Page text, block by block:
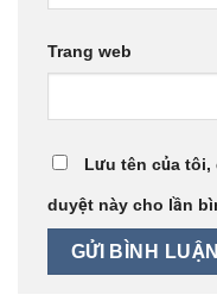
Trang web
Lưu tên của tôi,
duyệt này cho lần